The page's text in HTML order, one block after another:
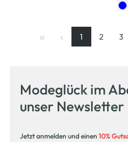
Seite
1
, aktuelle Seite
Seite
2 3
Modeglück im
unser Newsletter
Jetzt anmelden und einen 10%